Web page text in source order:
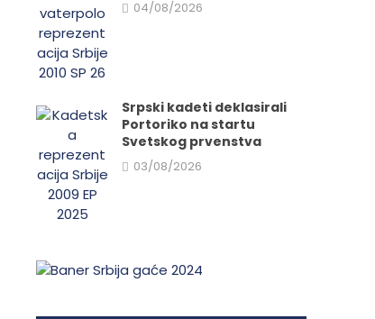
04/08/2026
Srpski kadeti deklasirali
Portoriko na startu
Svetskog prvenstva
03/08/2026